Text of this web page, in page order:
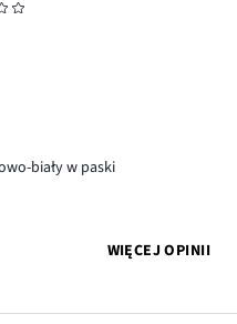
biały w paski
WIĘCEJ OPINII